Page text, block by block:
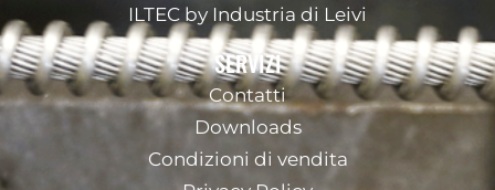
ILTEC by Industria di Leivi
SERVIZI
Contatti
Downloads
Condizioni di vendita